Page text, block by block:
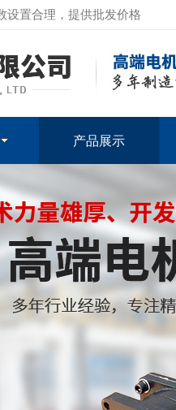
设置合理，提供批发价格
产品展示